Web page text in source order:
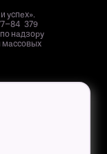
успех».
379
надзору
массовых